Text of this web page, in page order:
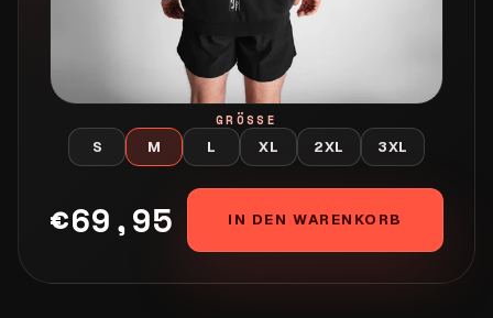
GRÖSSE
S M L XL 2XL 3XL
€69,95 IN DEN WARENKORB